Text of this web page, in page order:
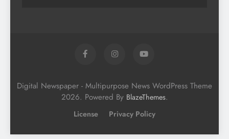
Digital Newspaper - Multipurpose News WordPress Theme
2026. Powered By BlazeThemes.
License Privacy Policy